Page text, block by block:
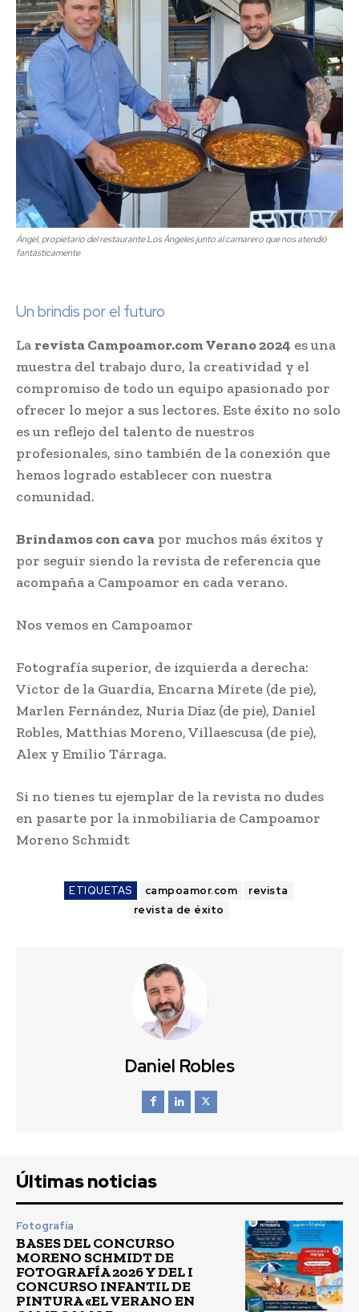
Ángel, propietario del restaurante Los Ángeles junto al camarero que nos atendió
fantásticamente
Un brindis por el futuro
La revista Campoamor.com Verano 2024 es una
muestra del trabajo duro, la creatividad y el
compromiso de todo un equipo apasionado por
ofrecer lo mejor a sus lectores. Este éxito no solo
es un reflejo del talento de nuestros
profesionales, sino también de la conexión que
hemos logrado establecer con nuestra
comunidad.
Brindamos con cava por muchos más éxitos y
por seguir siendo la revista de referencia que
acompaña a Campoamor en cada verano.
Nos vemos en Campoamor
Fotografía superior, de izquierda a derecha:
Victor de la Guardia, Encarna Mirete (de pie),
Marlen Fernández, Nuria Díaz (de pie), Daniel
Robles, Matthias Moreno, Villaescusa (de pie),
Alex y Emilio Tárraga.
Si no tienes tu ejemplar de la revista no dudes
en pasarte por la inmobiliaria de Campoamor
Moreno Schmidt
ETIQUETAS campoamor.com
revista
revista de éxito
Daniel Robles
Últimas noticias
Fotografía
BASES DEL CONCURSO
MORENO SCHMIDT DE
FOTOGRAFÍA 2026 Y DEL I
CONCURSO INFANTIL DE
PINTURA «EL VERANO EN